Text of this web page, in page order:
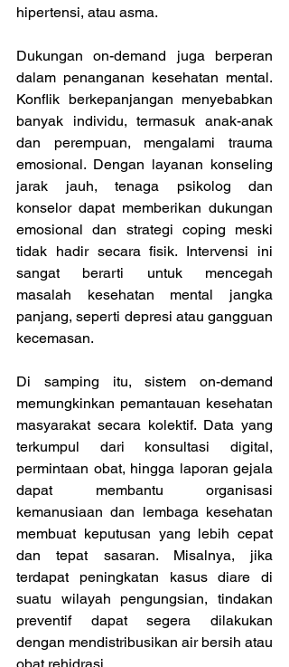
hipertensi, atau asma.
Dukungan on-demand juga berperan
dalam penanganan kesehatan mental.
Konflik berkepanjangan menyebabkan
banyak individu, termasuk anak-anak
dan perempuan, mengalami trauma
emosional. Dengan layanan konseling
jarak jauh, tenaga psikolog dan
konselor dapat memberikan dukungan
emosional dan strategi coping meski
tidak hadir secara fisik. Intervensi ini
sangat berarti untuk mencegah
masalah kesehatan mental jangka
panjang, seperti depresi atau gangguan
kecemasan.
Di samping itu, sistem on-demand
memungkinkan pemantauan kesehatan
masyarakat secara kolektif. Data yang
terkumpul dari konsultasi digital,
permintaan obat, hingga laporan gejala
dapat membantu organisasi
kemanusiaan dan lembaga kesehatan
membuat keputusan yang lebih cepat
dan tepat sasaran. Misalnya, jika
terdapat peningkatan kasus diare di
suatu wilayah pengungsian, tindakan
preventif dapat segera dilakukan
dengan mendistribusikan air bersih atau